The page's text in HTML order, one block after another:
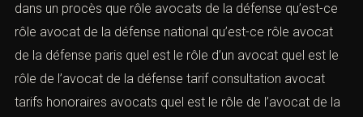
dans un procès que rôle avocats de la défense qu’est-ce
rôle avocat de la défense national qu’est-ce rôle avocat
de la défense paris quel est le rôle d’un avocat quel est le
rôle de l’avocat de la défense tarif consultation avocat
tarifs honoraires avocats quel est le rôle de l’avocat de la